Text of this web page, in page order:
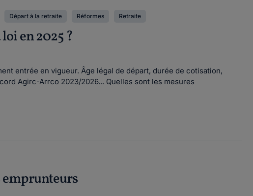
Départ à la retraite Réformes Retraite
en 2025 ?
entrée en vigueur. Âge légal de départ, durée de cotisation,
Agirc-Arrco 2023/2026... Quelles sont les mesures
emprunteurs